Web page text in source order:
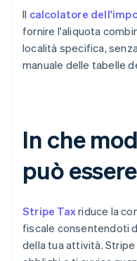
Il calcolatore
fornire l'aliquota
località specifica,
manuale delle tabelle
In che
può
Stripe Taxriduce la
fiscale consentendoti
della tua attività.